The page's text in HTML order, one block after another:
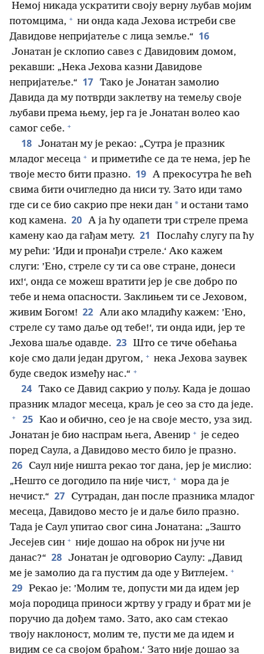
Немој никада ускратити своју верну љубав мојим
потомцима, + ни онда када Јехова истреби све
Давидове непријатеље с лица земље.“ 16
Јонатан је склопио савез с Давидовим домом,
рекавши: „Нека Јехова казни Давидове
непријатеље.“ 17 Тако је Јонатан замолио
Давида да му потврди заклетву на темељу своје
љубави према њему, јер га је Јонатан волео као
самог себе. +
18 Јонатан му је рекао: „Сутра је празник
младог месеца + и приметиће се да те нема, јер ће
твоје место бити празно. 19 А прекосутра ће већ
свима бити очигледно да ниси ту. Зато иди тамо
где си се био сакрио пре неки дан * и остани тамо
код камена. 20 А ја ћу одапети три стреле према
камену као да гађам мету. 21
Послаћу слугу па ћу
му рећи: ’Иди и пронађи стреле.‘ Ако кажем
слуги: ’Ено, стреле су ти са ове стране, донеси
их!‘, онда се можеш вратити јер је све добро по
тебе и нема опасности. Заклињем ти се Јеховом,
живим Богом! 22 Али ако младићу кажем: ’Ено,
стреле су тамо даље од тебе!‘, ти онда иди, јер те
Јехова шаље одавде. 23 Што се тиче обећања
које смо дали један другом, + нека Јехова заувек
буде сведок између нас.“ +
24 Тако се Давид сакрио у пољу. Када је дошао
празник младог месеца, краљ је сео за сто да једе.
+ 25 Као и обично, сео је на своје место, уза зид.
Јонатан је био наспрам њега, Авенир + је седео
поред Саула, а Давидово место било је празно.
26 Саул није ништа рекао тог дана, јер је мислио:
„Нешто се догодило па није чист, + мора да је
нечист.“ 27 Сутрадан, дан после празника младог
месеца, Давидово место је и даље било празно.
Тада је Саул упитао свог сина Јонатана: „Зашто
Јесејев син + није дошао на оброк ни јуче ни
данас?“ 28 Јонатан је одговорио Саулу: „Давид
ме је замолио да га пустим да оде у Витлејем. +
29 Рекао је: ’Молим те, допусти ми да идем јер
моја породица приноси жртву у граду и брат ми је
поручио да дођем тамо. Зато, ако сам стекао
твоју наклоност, молим те, пусти ме да идем и
видим се са својом браћом.‘ Зато није дошао за